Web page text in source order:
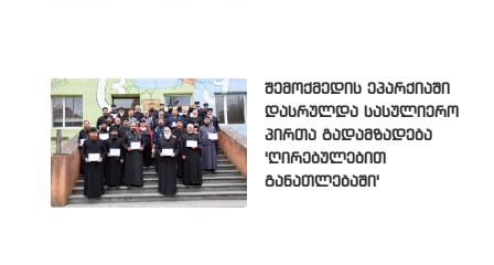
შემოქმედის ეპარქიაში
დასრულდა სასულიერო
პირთა გადამზადება
'ღირებულებით
განათლებაში'